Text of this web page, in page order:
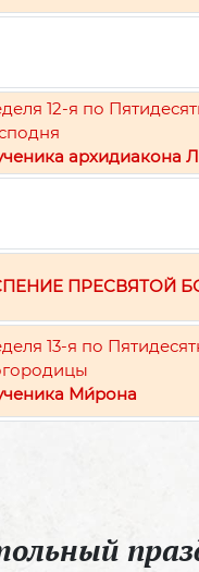
12-я по
архидиакона
ПРЕСВЯТОЙ
13-я по
Ми́рона